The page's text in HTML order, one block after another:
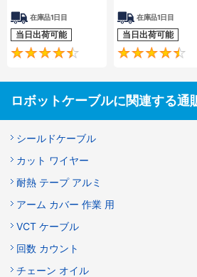
在庫品1日目
当日出荷可能
4.7
在庫品1日目
当日出荷可能
ロボットケーブルに関連する通
シールドケーブル
カット ワイヤー
耐熱 テープ アルミ
アーム カバー 作業 用
VCT ケーブル
回数 カウント
チェーン オイル